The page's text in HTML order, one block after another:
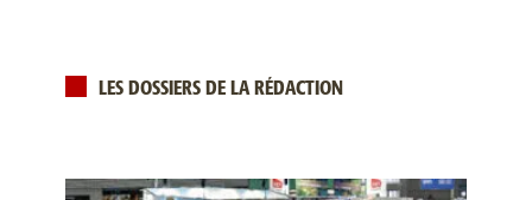
LES DOSSIERS DE LA RÉDACTION